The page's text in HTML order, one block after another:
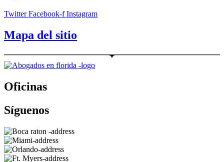
Twitter Facebook-f Instagram
Mapa del sitio
Oficinas
Síguenos